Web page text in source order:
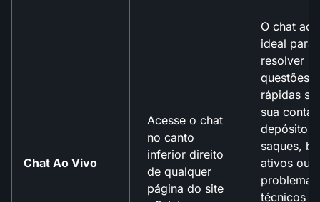
Chat Ao Vivo
Acesse o chat
no canto
inferior direito
de qualquer
página do site
O chat ao
ideal para
resolver
questões
rápidas
sua conta,
depósitos,
saques,
ativos ou
problemas
técnicos